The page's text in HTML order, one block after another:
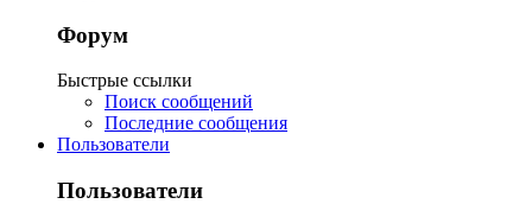
Форум
Быстрые ссылки
Поиск сообщений
Последние сообщения
Пользователи
Пользователи